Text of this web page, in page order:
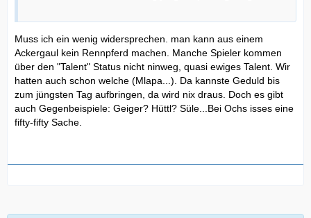
Muss ich ein wenig widersprechen. man kann aus einem
Ackergaul kein Rennpferd machen. Manche Spieler kommen
über den "Talent" Status nicht ninweg, quasi ewiges Talent. Wir
hatten auch schon welche (Mlapa...). Da kannste Geduld bis
zum jüngsten Tag aufbringen, da wird nix draus. Doch es gibt
auch Gegenbeispiele: Geiger? Hüttl? Süle...Bei Ochs isses eine
fifty-fifty Sache.